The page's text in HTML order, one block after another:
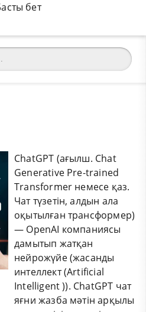
ChatGPT (ағылш. Chat
Generative Pre-trained
Transformer немесе қаз.
Чат түзетін, алдын ала
оқытылған трансформер)
— OpenAI компаниясы
дамытып жатқан
нейрожүйе (жасанды
интеллект (Artificial
Intelligent )). ChatGPT чат
яғни жазба мәтін арқылы